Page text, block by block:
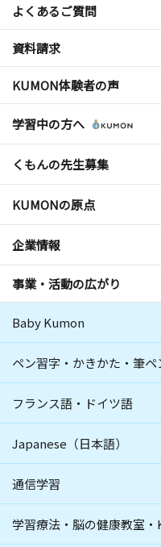
よくあるご質問
資料請求
KUMON体験者の声
学習中の方へ
くもんの先生募集
KUMONの原点
企業情報
事業・活動の広がり
Baby Kumon
ペン習字・かきかた・筆ペ
フランス語・ドイツ語
Japanese（日本語）
通信学習
学習療法・脳の健康教室